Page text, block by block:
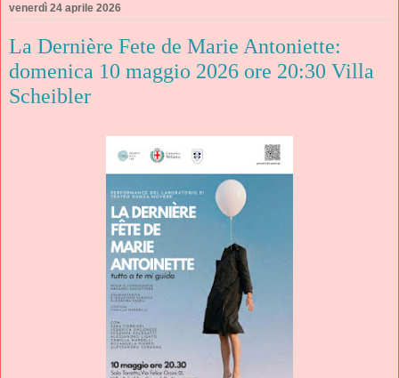
venerdì 24 aprile 2026
La Dernière Fete de Marie Antoniette:
domenica 10 maggio 2026 ore 20:30 Villa
Scheibler